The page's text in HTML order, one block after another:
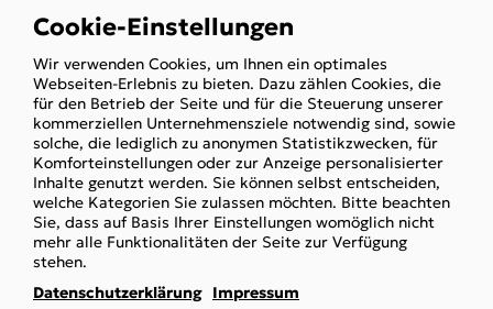
PVA: Auch Behindertenanwältin ortet große
Probleme bei Gutachten | Nachrichten.at
PVA: Auch Behindertenanwältin ortet Proble
me bei Gutachten - news.ORF.at
PVA: Behindertenanwältin ortet große Probl
eme bei Gutachten - Gesundheitspolitik - d
erStandard.at › Inland
Use
of
personal
data
and
cookies
Cookie-Einstellungen
Wir verwenden Cookies, um Ihnen ein optimales
Webseiten-Erlebnis zu bieten. Dazu zählen Cookies, die
für den Betrieb der Seite und für die Steuerung unserer
kommerziellen Unternehmensziele notwendig sind, sowie
solche, die lediglich zu anonymen Statistikzwecken, für
Komforteinstellungen oder zur Anzeige personalisierter
Inhalte genutzt werden. Sie können selbst entscheiden,
welche Kategorien Sie zulassen möchten. Bitte beachten
Sie, dass auf Basis Ihrer Einstellungen womöglich nicht
mehr alle Funktionalitäten der Seite zur Verfügung
stehen.
Datenschutzerklärung Impressum